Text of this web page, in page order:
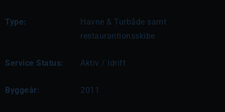
Type:
Havne & Turbåde samt
restaurantionsskibe
Service Status: Aktiv / Idrift
Byggeår: 2011